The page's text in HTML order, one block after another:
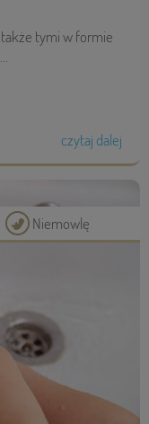
także tymi w formie
czytaj dalej
Niemowlę